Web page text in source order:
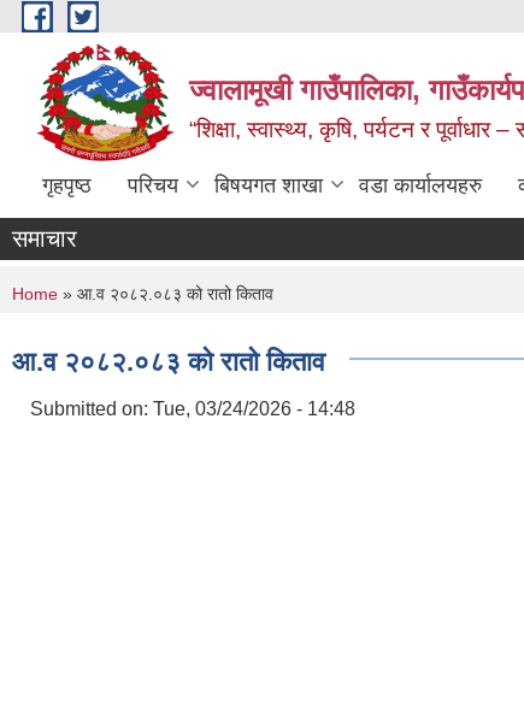
Skip to main content
ज्वालामूखी गाउँपालिका,
“शिक्षा, स्वास्थ्य, कृषि, पर्यटन र पूर्वाधार
गृहपृष्ठ परिचय बिषयगत शाखा वडा कार्यालयहरु
समाचार
You are here
Home » आ.व २०८२.०८३ को रातो किताव
आ.व २०८२.०८३ को रातो किताव
Submitted on: Tue, 03/24/2026 - 14:48